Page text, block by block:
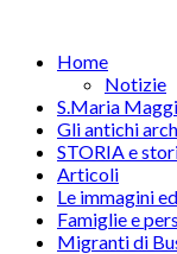
Home
Notizie
S.Maria
Gli antichi
STORIA e
Articoli
Le immagini
Famiglie e
Migranti di